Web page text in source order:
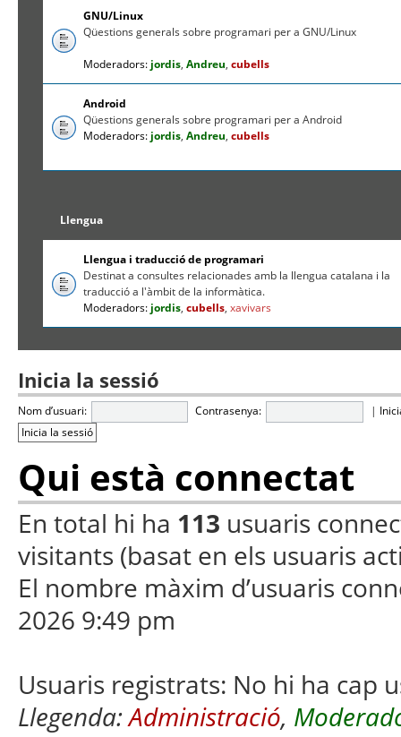
GNU/Linux
Qüestions generals sobre programari per a GNU/Linux
Moderadors: jordis,Andreu,cubells
Android
Qüestions generals sobre programari per a Android
Moderadors: jordis,Andreu,cubells
Llengua
Llengua i traducció de programari
Destinat a consultes relacionades amb la llengua catalana i la
traducció a l'àmbit de la informàtica.
Moderadors: jordis,cubells,xavivars
Inicia la sessió
Nom d’usuari: Contrasenya: |
Qui està connectat
En total hi ha 113 usuaris
visitants (basat en els usuaris
El nombre màxim d’usuaris
2026 9:49 pm
Usuaris registrats: No hi ha cap
Llegenda:Administració,